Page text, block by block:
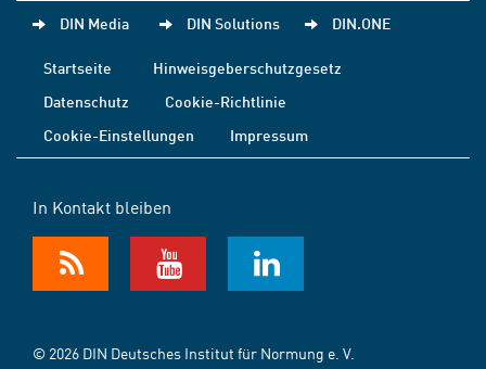
DIN Media DIN Solutions DIN.ONE
Startseite
Hinweisgeberschutzgesetz
Datenschutz
Cookie-Richtlinie
Cookie-Einstellungen
Impressum
In Kontakt bleiben
© 2026 DIN Deutsches Institut für Normung e. V.